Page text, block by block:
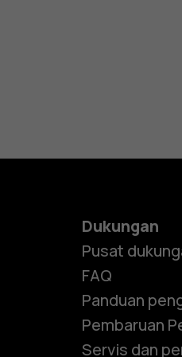
Dukungan
Pusat
FAQ
Panduan
Pembaruan
Servis dan